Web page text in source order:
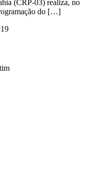
(CRP-03) realiza, no
do […]